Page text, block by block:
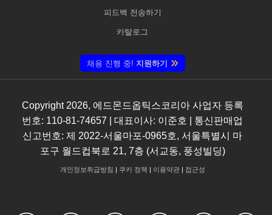
피드백 전송하기
카탈로그
채용 진행 중! 지원하기
Copyright 2026, 에드몬드옵틱스코리아 사업자 등록
번호: 110-81-74657 | 대표이사: 이준호 | 통신판매업
신고번호: 제 2022-서울마포-0965호, 서울특별시 마
포구 월드컵북로 21, 7층 (서교동, 풍성빌딩)
개인정보취급방침 | 쿠키 정책 | 이용약관| 접근성